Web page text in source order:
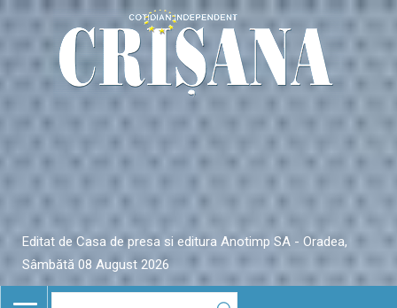
Editat de Casa de presa si editura Anotimp SA - Oradea,
Sâmbătă 08 August 2026